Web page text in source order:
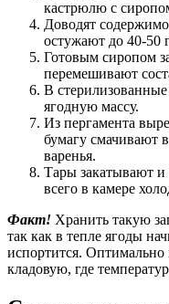
кастрюлю с
Доводят
остужают до 40-50
Готовым сиропом
перемешивают
В
ягодную массу.
Из пергамента
бумагу смачивают
варенья.
Тары закатывают и
всего в камере
Факт! Хранить такую
так как в тепле ягоды
испортится.
кладовую, где